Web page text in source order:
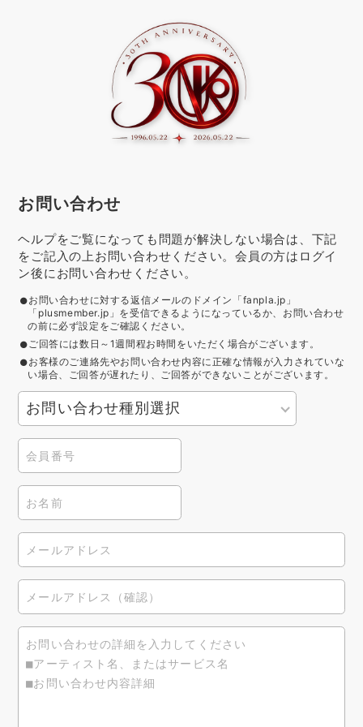
お問い合わせ
ヘルプをご覧になっても問題が解決しない場合は、下記
をご記入の上お問い合わせください。会員の方はログイ
ン後にお問い合わせください。
お問い合わせに対する返信メールのドメイン「fanpla.jp」
「plusmember.jp」を受信できるようになっているか、お問い合わせ
の前に必ず設定をご確認ください。
ご回答には数日～1週間程お時間をいただく場合がございます。
お客様のご連絡先やお問い合わせ内容に正確な情報が入力されていな
い場合、ご回答が遅れたり、ご回答ができないことがございます。